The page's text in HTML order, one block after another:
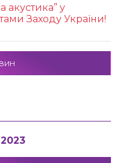
акустика” у
Заходу України!